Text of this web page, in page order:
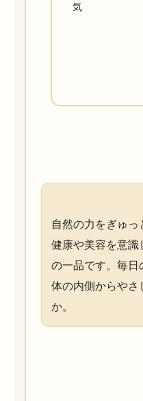
気
自然の力をぎゅっ
健康や美容を意識
の一品です。毎日
体の内側からやさ
か。